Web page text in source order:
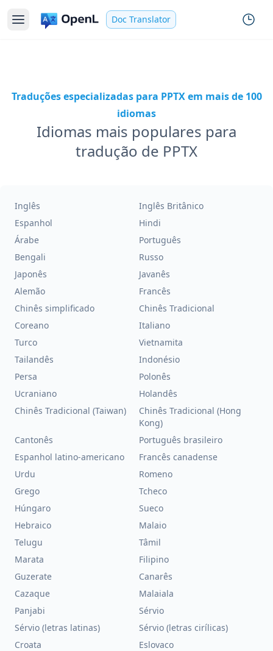
Doc Translator
Traduções especializadas para PPTX em mais de 100
idiomas
Idiomas mais populares para
tradução de PPTX
Inglês
Inglês Britânico
Espanhol
Hindi
Árabe
Português
Bengali
Russo
Japonês
Javanês
Alemão
Francês
Chinês simplificado
Chinês Tradicional
Coreano
Italiano
Turco
Vietnamita
Tailandês
Indonésio
Persa
Polonês
Ucraniano
Holandês
Chinês Tradicional (Taiwan)
Chinês Tradicional (Hong
Kong)
Cantonês
Português brasileiro
Espanhol latino-americano
Francês canadense
Urdu
Romeno
Grego
Tcheco
Húngaro
Sueco
Hebraico
Malaio
Telugu
Tâmil
Marata
Filipino
Guzerate
Canarês
Cazaque
Malaiala
Panjabi
Sérvio
Sérvio (letras latinas)
Sérvio (letras cirílicas)
Croata
Eslovaco